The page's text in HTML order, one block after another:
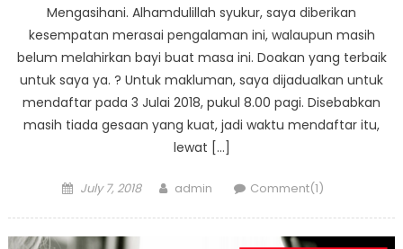
Mengasihani. Alhamdulillah syukur, saya diberikan
kesempatan merasai pengalaman ini, walaupun masih
belum melahirkan bayi buat masa ini. Doakan yang terbaik
untuk saya ya. ? Untuk makluman, saya dijadualkan untuk
mendaftar pada 3 Julai 2018, pukul 8.00 pagi. Disebabkan
masih tiada gesaan yang kuat, jadi waktu mendaftar itu,
lewat […]
Posted
July 7, 2018 Author
admin Comment(1)